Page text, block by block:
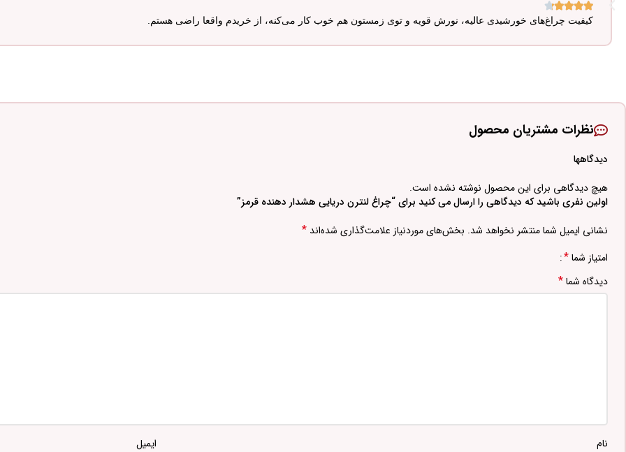





کیفیت چراغ‌های خورشیدی عالیه، نورش قویه و توی زمستون هم خوب کار می‌کنه، از خریدم واقعا راضی هستم.
نظرات مشتریان محصول
دیدگاهها
هیچ دیدگاهی برای این محصول نوشته نشده است.
اولین نفری باشید که دیدگاهی را ارسال می کنید برای “چراغ لنترن دریایی هشدار دهنده قرمز”
نشانی ایمیل شما منتشر نخواهد شد. بخش‌های موردنیاز علامت‌گذاری شده‌اند *
امتیاز شما*
دیدگاه شما*
نام ایمیل